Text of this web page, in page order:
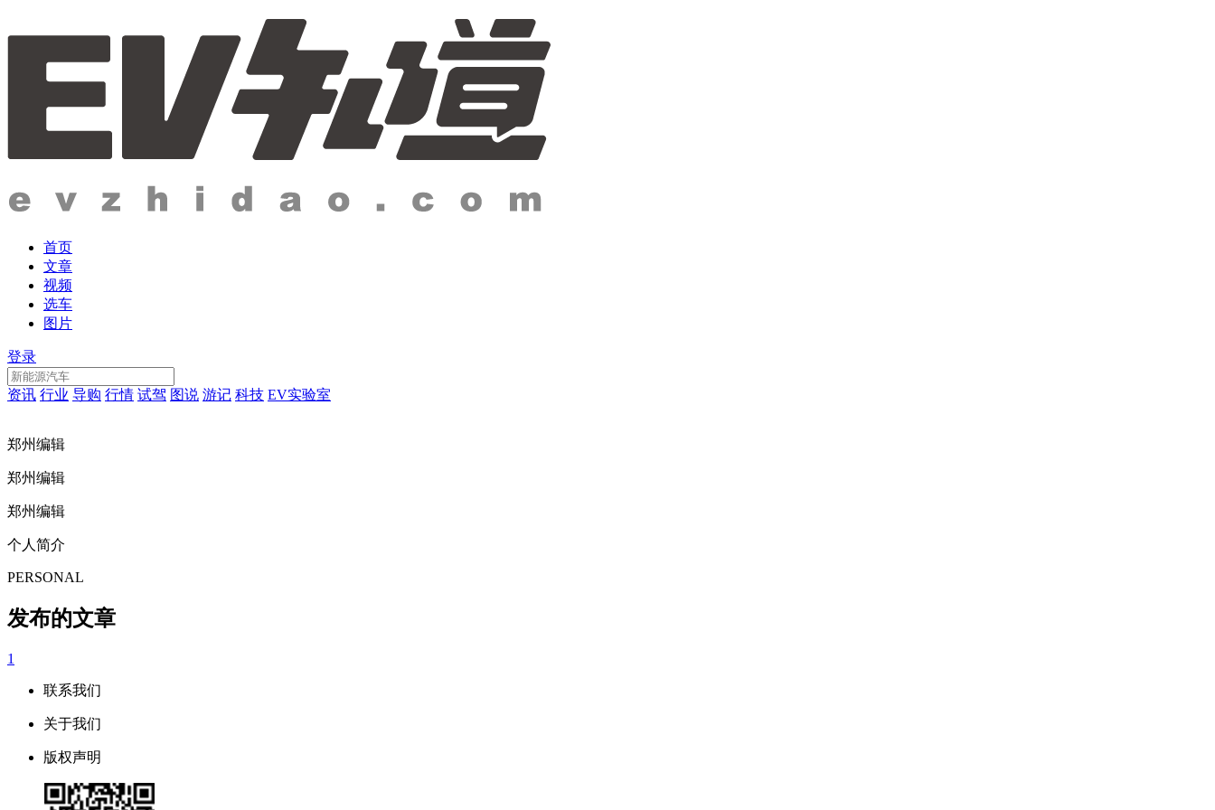
首页
文章
视频
选车
图片
登录
资讯 行业 导购 行情 试驾 图说 游记 科技 EV实验室
郑州编辑
郑州编辑
郑州编辑
个人简介
PERSONAL
发布的文章
1
联系我们
关于我们
版权声明